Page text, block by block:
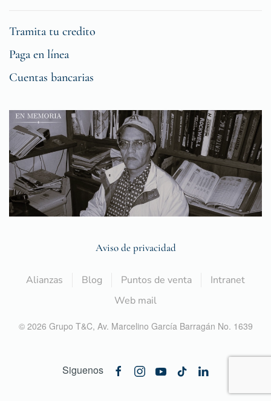
Tramita tu credito
Paga en línea
Cuentas bancarias
Aviso de privacidad
Alianzas Blog Puntos de venta
Intranet
Web mail
© 2026 Grupo T&C, Av. Marcelino García Barragán No. 1639
Siguenos